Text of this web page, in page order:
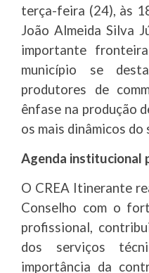
terça-feira (24), às
João Almeida Silva
importante
município se
produtores de
ênfase na produção
os mais dinâmicos do
Agenda institucional
O CREA Itinerante
Conselho com o
profissional,
dos serviços
importância da